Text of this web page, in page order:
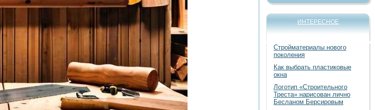
ИНТЕРЕСНОЕ
Стройматериалы нового
поколения
Как выбрать пластиковые
окна
Логотип «Строительного
Треста» нарисован лично
Бесланом Берсировым